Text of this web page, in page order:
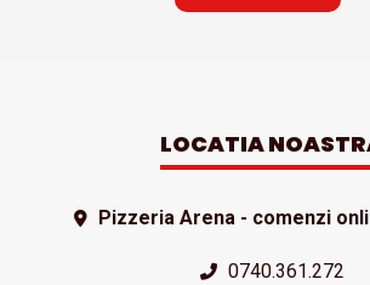
LOCATIA
Pizzeria Arena - comenzi
0740.361.272